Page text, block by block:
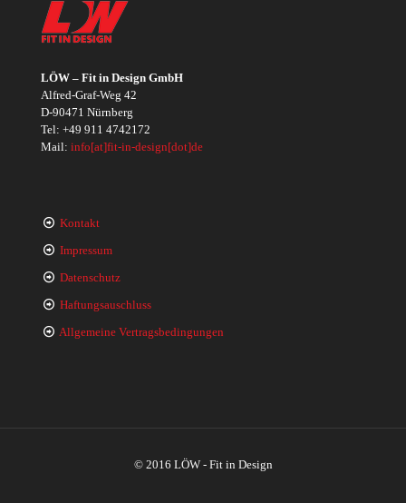
LÖW – Fit in Design GmbH
Alfred-Graf-Weg 42
D-90471 Nürnberg
Tel: +49 911 4742172
Mail: info[at]fit-in-design[dot]de
Kontakt
Impressum
Datenschutz
Haftungsauschluss
Allgemeine Vertragsbedingungen
© 2016 LÖW - Fit in Design